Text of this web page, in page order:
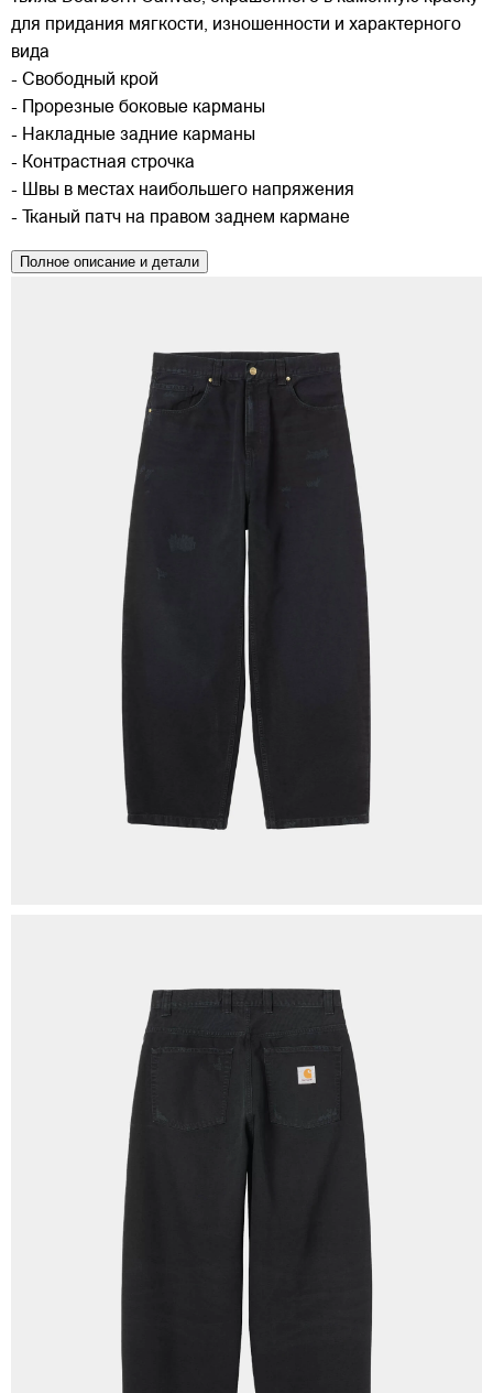
для придания мягкости, изношенности и характерного
вида
- Свободный крой
- Прорезные боковые карманы
- Накладные задние карманы
- Контрастная строчка
- Швы в местах наибольшего напряжения
- Тканый патч на правом заднем кармане
Полное описание и детали